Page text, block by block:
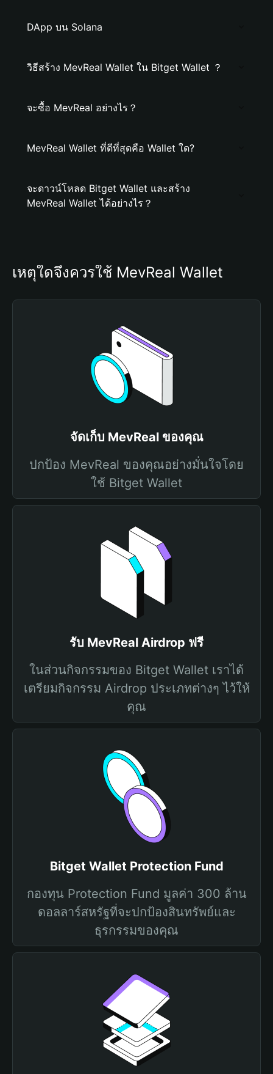
DApp บน Solana
วิธีสร้าง MevReal Wallet ใน Bitget Wallet ？
จะซื้อ MevReal อย่างไร？
MevReal Wallet ที่ดีที่สุดคือ Wallet ใด?
จะดาวน์โหลด Bitget Wallet และสร้าง
MevReal Wallet ได้อย่างไร？
เหตุใดจึงควรใช้ MevReal Wallet
จัดเก็บ MevReal ของคุณ
ปกป้อง MevReal ของคุณอย่างมั่นใจโดย
ใช้ Bitget Wallet
รับ MevReal Airdrop ฟรี
ในส่วนกิจกรรมของ Bitget Wallet เราได้
เตรียมกิจกรรม Airdrop ประเภทต่างๆ ไว้ให้
คุณ
Bitget Wallet Protection Fund
กองทุน Protection Fund มูลค่า 300 ล้าน
ดอลลาร์สหรัฐที่จะปกป้องสินทรัพย์และ
ธุรกรรมของคุณ